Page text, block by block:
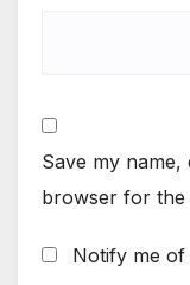
Save my name,
browser for the
Notify me